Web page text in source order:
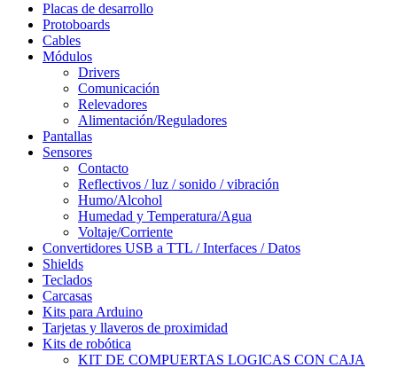
Placas de desarrollo
Protoboards
Cables
Módulos
Drivers
Comunicación
Relevadores
Alimentación/Reguladores
Pantallas
Sensores
Contacto
Reflectivos / luz / sonido / vibración
Humo/Alcohol
Humedad y Temperatura/Agua
Voltaje/Corriente
Convertidores USB a TTL / Interfaces / Datos
Shields
Teclados
Carcasas
Kits para Arduino
Tarjetas y llaveros de proximidad
Kits de robótica
KIT DE COMPUERTAS LOGICAS CON CAJA